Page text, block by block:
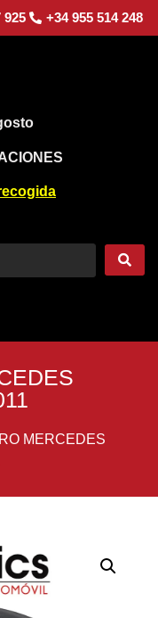
925 +34 955 514 248
MERCEDES